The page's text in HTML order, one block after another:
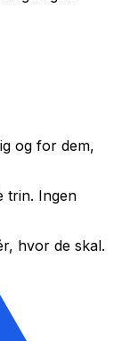
og for dem,
trin. Ingen
hvor de skal.